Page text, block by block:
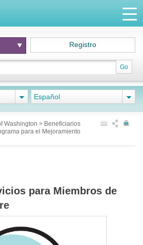
Go
Registro
Español
Washington > Beneficiarios
para el Mejoramiento
para Miembros de